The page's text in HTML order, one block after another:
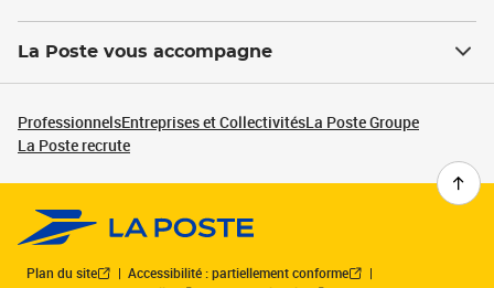
La Poste vous accompagne
ProfessionnelsEntreprises et CollectivitésLa Poste Groupe
La Poste recrute
Plan du site
Accessibilité : partiellement conforme